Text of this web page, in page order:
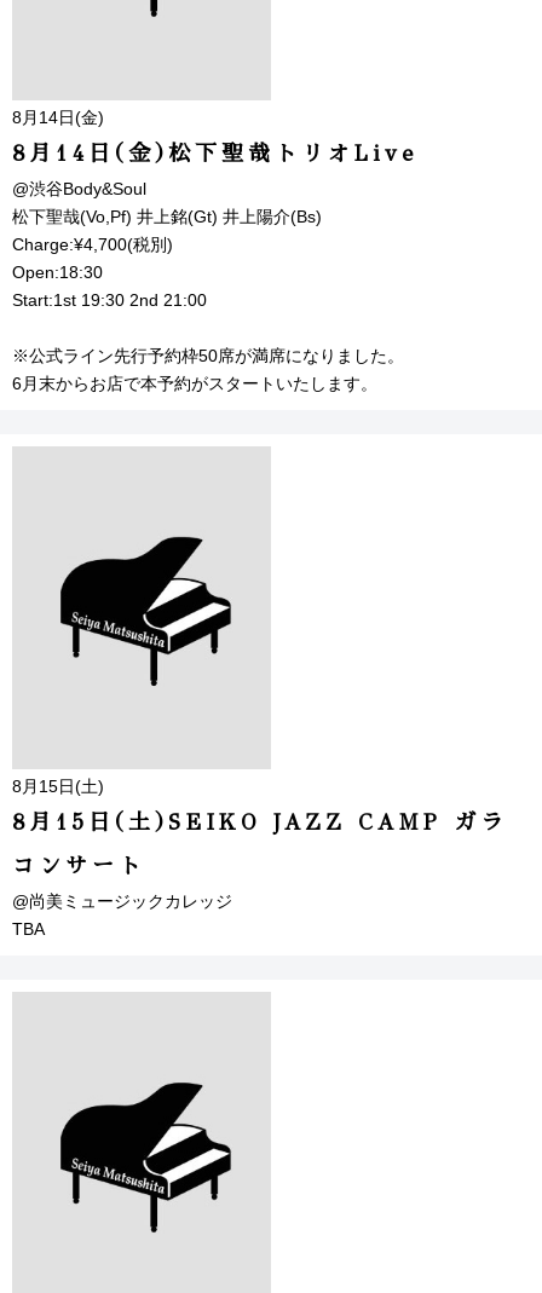
8月14日(金)
8月14日(金)松下聖哉トリオLive
@渋谷Body&Soul
松下聖哉(Vo,Pf) 井上銘(Gt) 井上陽介(Bs)
Charge:¥4,700(税別)
Open:18:30
Start:1st 19:30 2nd 21:00
※公式ライン先行予約枠50席が満席になりました。
6月末からお店で本予約がスタートいたします。
8月15日(土)
8月15日(土)SEIKO JAZZ CAMP ガラ
コンサート
@尚美ミュージックカレッジ
TBA